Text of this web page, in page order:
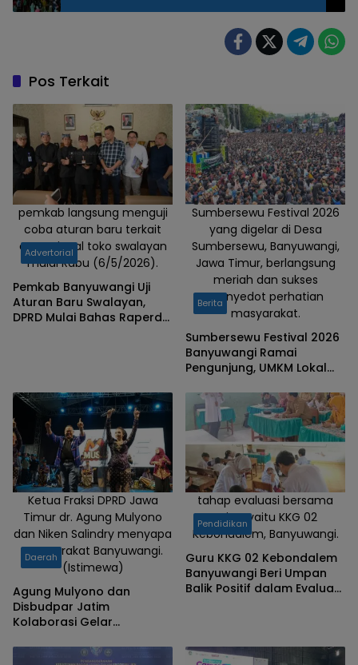
Lautan Manusia
Pos Terkait
pemkab langsung menguji
coba aturan baru terkait
operasional toko swalayan
mulai Rabu (6/5/2026).
Advertorial
Pemkab Banyuwangi Uji
Aturan Baru Swalayan,
DPRD Mulai Bahas Raperda
Sumbersewu Festival 2026
yang digelar di Desa
Sumbersewu, Banyuwangi,
Jawa Timur, berlangsung
meriah dan sukses
menyedot perhatian
masyarakat.
Berita
Sumbersewu Festival 2026
Banyuwangi Ramai
Pengunjung, UMKM Lokal
Ketua Fraksi DPRD Jawa
Timur dr. Agung Mulyono
dan Niken Salindry menyapa
masyarakat Banyuwangi.
(Istimewa)
Daerah
Agung Mulyono dan
Disbudpar Jatim
Kolaborasi Gelar
di Banyuwangi
tahap evaluasi bersama
mitra yaitu KKG 02
Kebondalem, Banyuwangi.
Pendidikan
Guru KKG 02 Kebondalem
Banyuwangi Beri Umpan
Balik Positif dalam Evaluasi